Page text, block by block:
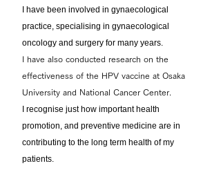
I have been involved in gynaecological
practice, specialising in gynaecological
oncology and surgery for many years.
I have also conducted research on the
effectiveness of the HPV vaccine at Osaka
University and National Cancer Center.
I recognise just how important health
promotion, and preventive medicine are in
contributing to the long term health of my
patients.